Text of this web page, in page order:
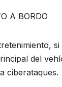
A BORDO
del
ciberataques.